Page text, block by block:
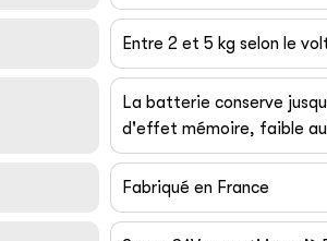
Entre 2 et 5 kg selon le
La batterie conserve
d'effet mémoire, faible
Fabriqué en France